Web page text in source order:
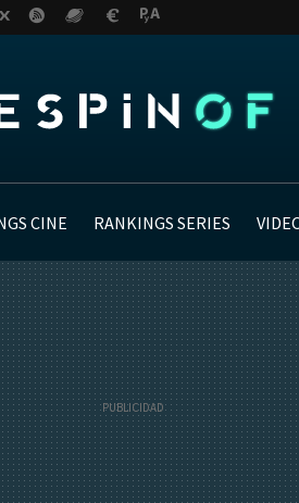
CINE RANKINGS SERIES